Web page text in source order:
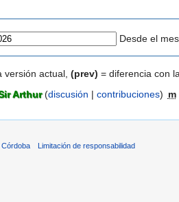
Desde el
versión actual, (prev) = diferencia con
Arthur (discusión | contribuciones) m
Limitación de responsabilidad